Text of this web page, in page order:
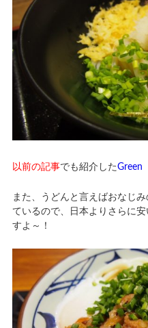
以前の記事でも紹介したGreen
また、うどんと言えばおなじ
ているので、日本よりさらに
すよ～！